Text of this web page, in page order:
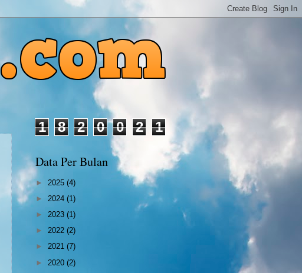
1 8 2 0 0 2 1
Data Per Bulan
► 2025 (4)
► 2024 (1)
► 2023 (1)
► 2022 (2)
► 2021 (7)
► 2020 (2)